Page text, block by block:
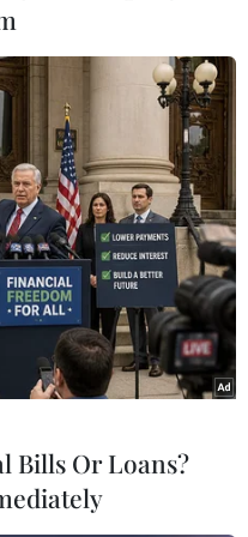
.
(TTXVN/Vietnam+)
tác quốc phòng
Indonesia Malaysia
Bills Or Loans?